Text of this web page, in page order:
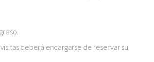
deberá encargarse de reservar su